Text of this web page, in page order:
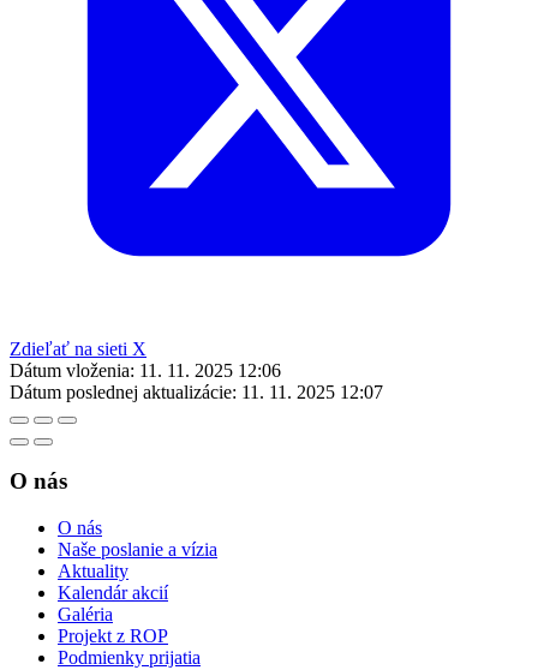
Zdieľať na sieti X
Dátum vloženia: 11. 11. 2025 12:06
Dátum poslednej aktualizácie: 11. 11. 2025 12:07
O nás
O nás
Naše poslanie a vízia
Aktuality
Kalendár akcií
Galéria
Projekt z ROP
Podmienky prijatia